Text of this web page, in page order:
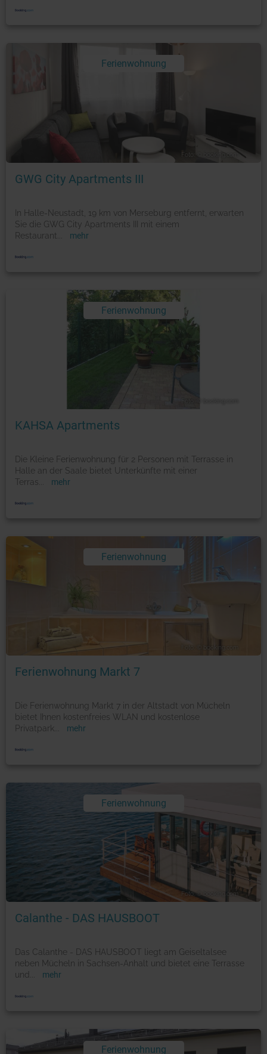
Ferienwohnung
Foto: © booking.com
GWG City Apartments III
In Halle-Neustadt, 19 km von Merseburg entfernt, erwarten
Sie die GWG City Apartments III mit einem
Restaurant
mehr
Ferienwohnung
KAHSA Apartments
Die Kleine Ferienwohnung für 2 Personen mit Terrasse in
Halle an der Saale bietet Unterkünfte mit einer
Terras
mehr
Ferienwohnung
Ferienwohnung Markt 7
Die Ferienwohnung Markt 7 in der Altstadt von Mücheln
bietet Ihnen kostenfreies WLAN und kostenlose
Privatpark
mehr
Ferienwohnung
Foto: © booking.com
Calanthe - DAS HAUSBOOT
Das Calanthe - DAS HAUSBOOT liegt am Geiseltalsee
neben Mücheln in Sachsen-Anhalt und bietet eine Terrasse
und
mehr
Ferienwohnung